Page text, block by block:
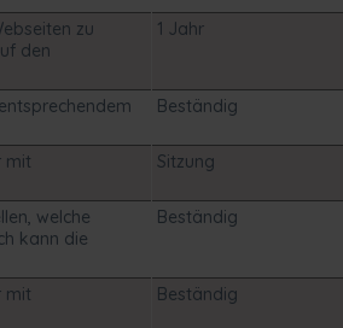
zu
den
1 Jahr
Beständig
mit
Sitzung
welche
kann die
Beständig
mit
Beständig